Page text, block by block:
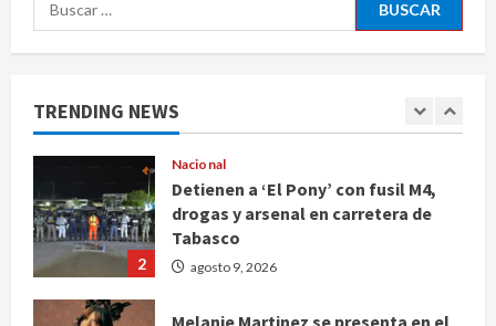
TRENDING NEWS
1
Deportes Internacional Portada
Fallece Jorge Messi, padre de
2
Nacional
Detienen a ‘El Pony’ con fusil M4,
drogas y arsenal en carretera de
Tabasco
agosto 9, 2026
Melanie Martinez se presenta en el